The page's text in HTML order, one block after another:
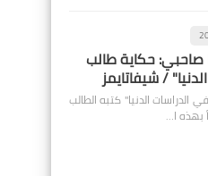
صاحبي: حكاية طالب
/ شيفاتايمز
الدنيا" كتبه الطالب
بهذه ا…